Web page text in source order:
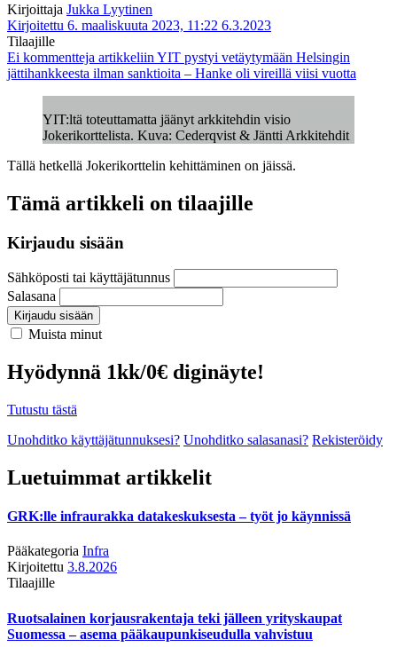
Kirjoittaja Jukka Lyytinen
Kirjoitettu 6. maaliskuuta 2023, 11:22 6.3.2023
Tilaajille
Ei kommentteja artikkeliin YIT pystyi vetäytymään Helsingin
jättihankkeesta ilman sanktioita – Hanke oli vireillä viisi vuotta
YIT:ltä toteuttamatta jäänyt arkkitehdin visio
Jokerikorttelista. Kuva: Cederqvist & Jäntti Arkkitehdit
Tällä hetkellä Jokerikorttelin kehittäminen on jäissä.
Tämä artikkeli on tilaajille
Kirjaudu sisään
Sähköposti tai käyttäjätunnus
Salasana
Kirjaudu sisään
Muista minut
Hyödynnä 1kk/0€ diginäyte!
Tutustu tästä
Unohditko käyttäjätunnuksesi? Unohditko salasanasi? Rekisteröidy
Luetuimmat artikkelit
GRK:lle infraurakka datakeskuksesta – työt jo käynnissä
Pääkategoria Infra
Kirjoitettu 3.8.2026
Tilaajille
Ruotsalainen korjausrakentaja teki jälleen yrityskaupat
Suomessa – asema pääkaupunkiseudulla vahvistuu